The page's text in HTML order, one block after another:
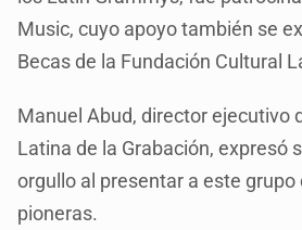
Music, cuyo apoyo también se
Becas de la Fundación Cultural
Manuel Abud, director ejecutivo
Latina de la Grabación, expresó
orgullo al presentar a este grupo
pioneras.